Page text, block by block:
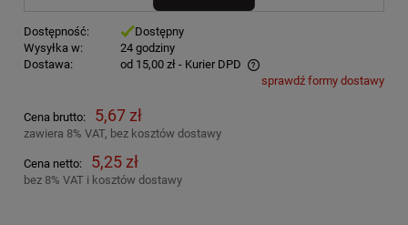
Dostępność:
Dostępny
Wysyłka w:
24 godziny
Dostawa:
od 15,00 zł - Kurier DPD
Cena nie zawiera ewentualnych kosztów płatnościsprawdź formy dostawy
Cena brutto: 5,67 zł
zawiera 8% VAT, bez kosztów dostawy
Cena netto: 5,25 zł
bez 8% VAT i kosztów dostawy